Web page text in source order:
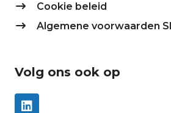
Cookie beleid
Algemene voorwaarden
Volg ons ook op